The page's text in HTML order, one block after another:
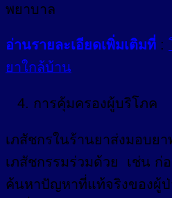
พยาบาล
อ่านรายละเอียดเพิ่มเติมที่ :
ยาใกล้บ้าน
การคุ้มครองผู้บริโภค
เภสัชกรในร้านยาส่งมอบย
เภสัชกรรมร่วมด้วย เช่น ก่
ค้นหาปัญหาที่แท้จริงของผู้ป่